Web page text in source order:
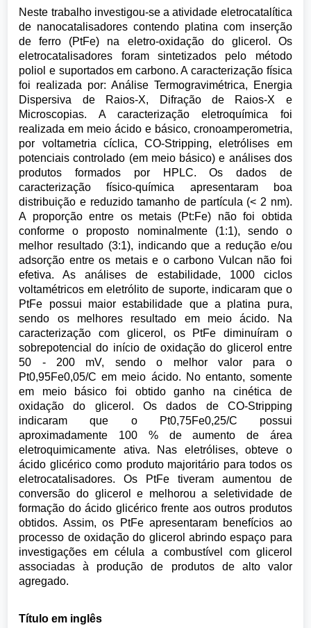
Neste trabalho investigou-se a atividade eletrocatalítica
de nanocatalisadores contendo platina com inserção
de ferro (PtFe) na eletro-oxidação do glicerol. Os
eletrocatalisadores foram sintetizados pelo método
poliol e suportados em carbono. A caracterização física
foi realizada por: Análise Termogravimétrica, Energia
Dispersiva de Raios-X, Difração de Raios-X e
Microscopias. A caracterização eletroquímica foi
realizada em meio ácido e básico, cronoamperometria,
por voltametria cíclica, CO-Stripping, eletrólises em
potenciais controlado (em meio básico) e análises dos
produtos formados por HPLC. Os dados de
caracterização físico-química apresentaram boa
distribuição e reduzido tamanho de partícula (< 2 nm).
A proporção entre os metais (Pt:Fe) não foi obtida
conforme o proposto nominalmente (1:1), sendo o
melhor resultado (3:1), indicando que a redução e/ou
adsorção entre os metais e o carbono Vulcan não foi
efetiva. As análises de estabilidade, 1000 ciclos
voltamétricos em eletrólito de suporte, indicaram que o
PtFe possui maior estabilidade que a platina pura,
sendo os melhores resultado em meio ácido. Na
caracterização com glicerol, os PtFe diminuíram o
sobrepotencial do início de oxidação do glicerol entre
50 - 200 mV, sendo o melhor valor para o
Pt0,95Fe0,05/C em meio ácido. No entanto, somente
em meio básico foi obtido ganho na cinética de
oxidação do glicerol. Os dados de CO-Stripping
indicaram que o Pt0,75Fe0,25/C possui
aproximadamente 100 % de aumento de área
eletroquimicamente ativa. Nas eletrólises, obteve o
ácido glicérico como produto majoritário para todos os
eletrocatalisadores. Os PtFe tiveram aumentou de
conversão do glicerol e melhorou a seletividade de
formação do ácido glicérico frente aos outros produtos
obtidos. Assim, os PtFe apresentaram benefícios ao
processo de oxidação do glicerol abrindo espaço para
investigações em célula a combustível com glicerol
associadas à produção de produtos de alto valor
agregado.
Título em inglês